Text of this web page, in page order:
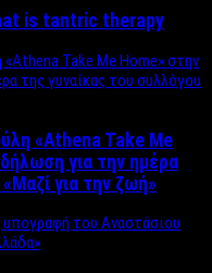
is tantric therapy
«Athena Take Me
για την ημέρα
για την ζωή»